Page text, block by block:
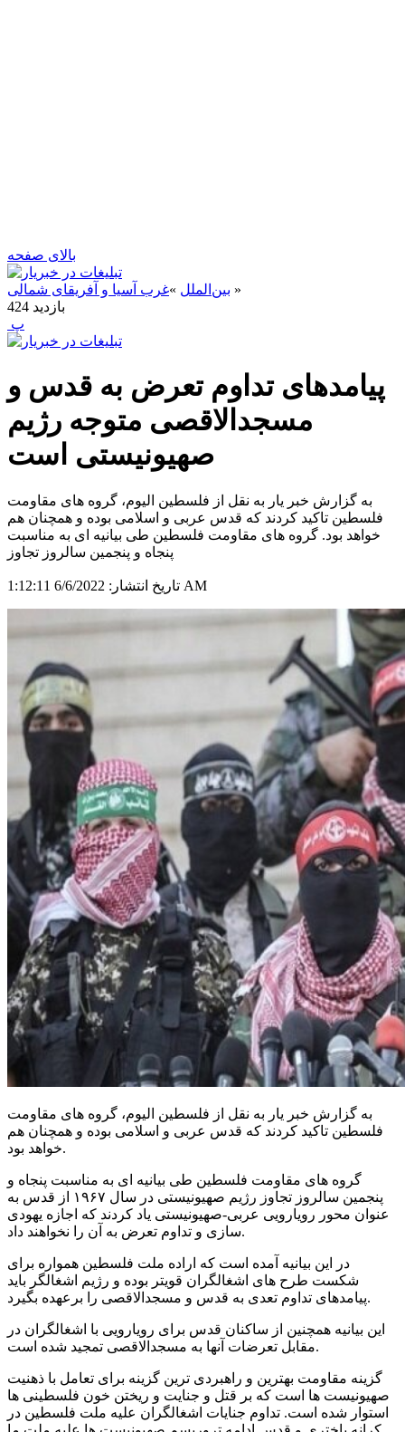
بالای صفحه
بین‌الملل »غرب آسیا و آفریقای شمالی
»
424 بازدید
‍ پ
پیامدهای تداوم تعرض به قدس و
مسجدالاقصی متوجه رژیم
صهیونیستی است
به گزارش خبر یار به نقل از فلسطین الیوم، گروه های مقاومت
فلسطین تاکید کردند که قدس عربی و اسلامی بوده و همچنان هم
خواهد بود. گروه های مقاومت فلسطین طی بیانیه ای به مناسبت
پنجاه و پنجمین سالروز تجاوز
تاریخ انتشار: 6/6/2022 1:12:11 AM
به گزارش خبر یار به نقل از فلسطین الیوم، گروه های مقاومت
فلسطین تاکید کردند که قدس عربی و اسلامی بوده و همچنان هم
خواهد بود.
گروه های مقاومت فلسطین طی بیانیه ای به مناسبت پنجاه و
پنجمین سالروز تجاوز رژیم صهیونیستی در سال ۱۹۶۷ از قدس به
عنوان محور رویارویی عربی-صهیونیستی یاد کردند که اجازه یهودی
سازی و تداوم تعرض به آن را نخواهند داد.
در این بیانیه آمده است که اراده ملت فلسطین همواره برای
شکست طرح های اشغالگران قویتر بوده و رژیم اشغالگر باید
پیامدهای تداوم تعدی به قدس و مسجدالاقصی را برعهده بگیرد.
این بیانیه همچنین از ساکنان قدس برای رویارویی با اشغالگران در
مقابل تعرضات آنها به مسجدالاقصی تمجید شده است.
گزینه مقاومت بهترین و راهبردی ترین گزینه برای تعامل با ذهنیت
صهیونیست ها است که بر قتل و جنایت و ریختن خون فلسطینی ها
استوار شده است. تداوم جنایات اشغالگران علیه ملت فلسطین در